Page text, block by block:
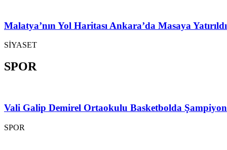
Malatya’nın Yol Haritası Ankara’da Masaya Yatırıldı
SİYASET
SPOR
Vali Galip Demirel Ortaokulu Basketbolda
SPOR